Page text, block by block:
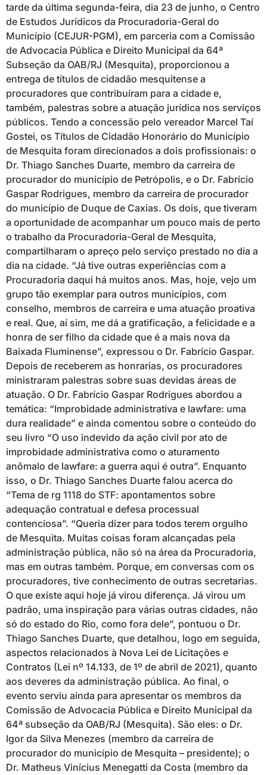
tarde da última segunda-feira, dia 23 de junho, o Centro
de Estudos Jurídicos da Procuradoria-Geral do
Município (CEJUR-PGM), em parceria com a Comissão
de Advocacia Pública e Direito Municipal da 64ª
Subseção da OAB/RJ (Mesquita), proporcionou a
entrega de títulos de cidadão mesquitense a
procuradores que contribuíram para a cidade e,
também, palestras sobre a atuação jurídica nos serviços
públicos. Tendo a concessão pelo vereador Marcel Taí
Gostei, os Títulos de Cidadão Honorário do Município
de Mesquita foram direcionados a dois profissionais: o
Dr. Thiago Sanches Duarte, membro da carreira de
procurador do município de Petrópolis, e o Dr. Fabrício
Gaspar Rodrigues, membro da carreira de procurador
do município de Duque de Caxias. Os dois, que tiveram
a oportunidade de acompanhar um pouco mais de perto
o trabalho da Procuradoria-Geral de Mesquita,
compartilharam o apreço pelo serviço prestado no dia a
dia na cidade. “Já tive outras experiências com a
Procuradoria daqui há muitos anos. Mas, hoje, vejo um
grupo tão exemplar para outros municípios, com
conselho, membros de carreira e uma atuação proativa
e real. Que, aí sim, me dá a gratificação, a felicidade e a
honra de ser filho da cidade que é a mais nova da
Baixada Fluminense”, expressou o Dr. Fabrício Gaspar.
Depois de receberem as honrarias, os procuradores
ministraram palestras sobre suas devidas áreas de
atuação. O Dr. Fabrício Gaspar Rodrigues abordou a
temática: “Improbidade administrativa e lawfare: uma
dura realidade” e ainda comentou sobre o conteúdo do
seu livro “O uso indevido da ação civil por ato de
improbidade administrativa como o aturamento
anômalo de lawfare: a guerra aqui é outra”. Enquanto
isso, o Dr. Thiago Sanches Duarte falou acerca do
“Tema de rg 1118 do STF: apontamentos sobre
adequação contratual e defesa processual
contenciosa”. “Queria dizer para todos terem orgulho
de Mesquita. Muitas coisas foram alcançadas pela
administração pública, não só na área da Procuradoria,
mas em outras também. Porque, em conversas com os
procuradores, tive conhecimento de outras secretarias.
O que existe aqui hoje já virou diferença. Já virou um
padrão, uma inspiração para várias outras cidades, não
só do estado do Rio, como fora dele”, pontuou o Dr.
Thiago Sanches Duarte, que detalhou, logo em seguida,
aspectos relacionados à Nova Lei de Licitações e
Contratos (Lei nº 14.133, de 1º de abril de 2021), quanto
aos deveres da administração pública. Ao final, o
evento serviu ainda para apresentar os membros da
Comissão de Advocacia Pública e Direito Municipal da
64ª subseção da OAB/RJ (Mesquita). São eles: o Dr.
Igor da Silva Menezes (membro da carreira de
procurador do município de Mesquita – presidente); o
Dr. Matheus Vinícius Menegatti da Costa (membro da